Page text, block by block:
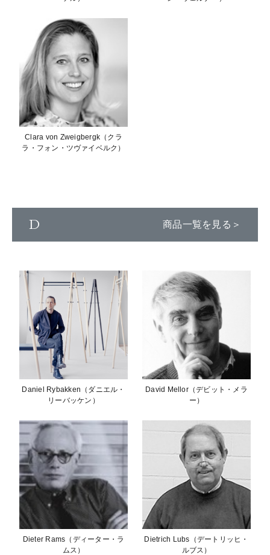
Clara von Zweigbergk（クラ
ラ・フォン・ツヴァイベルク）
D 商品一覧を見る＞
Daniel Rybakken（ダニエル・
リーバッケン）
David Mellor（デビット・メラ
ー）
Dieter Rams（ディーター・ラ
ムス）
Dietrich Lubs（デートリッヒ・
ルブス）